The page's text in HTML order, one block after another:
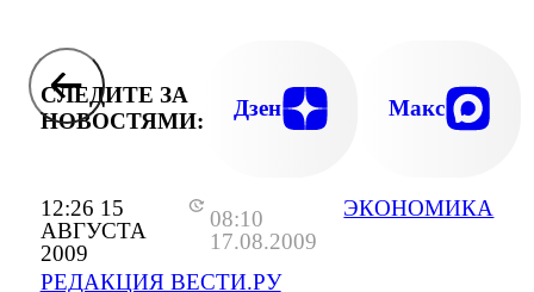
12:26 15
АВГУСТА
2009
08:10
17.08.2009
РЕДАКЦИЯ ВЕСТИ.РУ
ЭКОНОМИКА
СЛЕДИТЕ ЗА
НОВОСТЯМИ:
Дзен Макс